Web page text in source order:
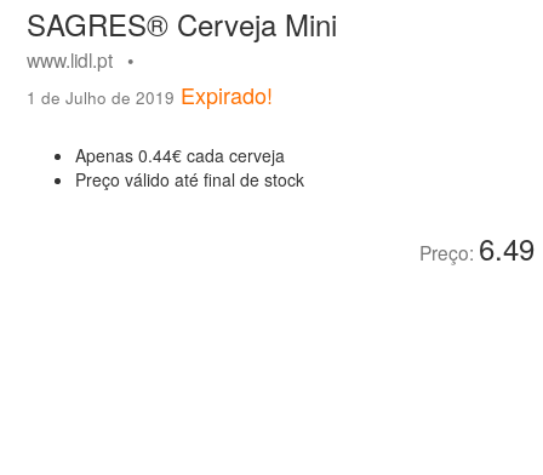
SAGRES® Cerveja Mini
www.lidl.pt •
1 de Julho de 2019 Expirado!
Apenas 0.44€ cada cerveja
Preço válido até final de stock
Preço: 6.49